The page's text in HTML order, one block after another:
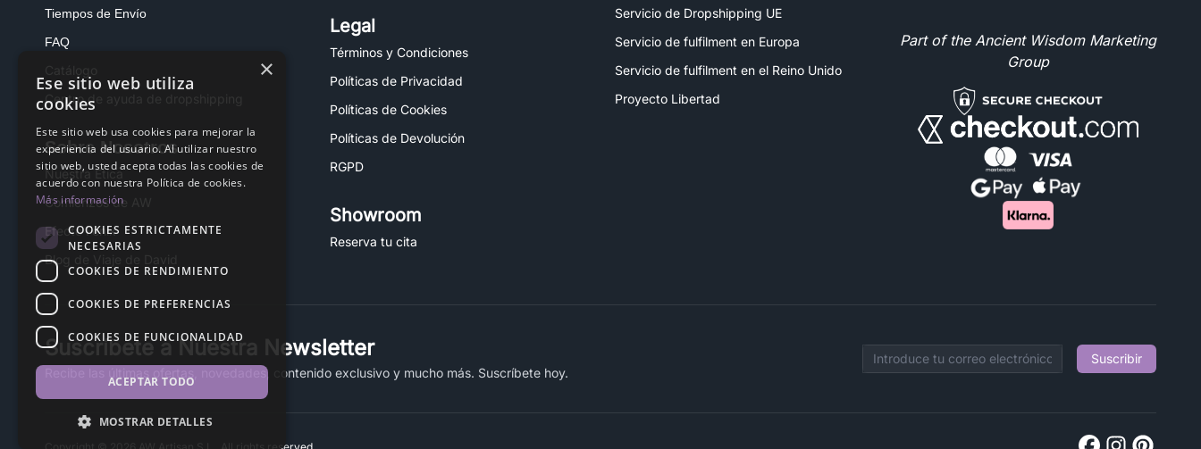
Tiempos de Envío
FAQ
Centro de ayuda de dropshipping
Sobre Nosotros
Nuestra Ética
Comienzos de AW
Efecto Fénix
Blog de Viaje de David
Legal
Términos y Condiciones
Políticas de Privacidad
Políticas de Cookies
Políticas de Devolución
RGPD
Showroom
Reserva tu cita
Servicio de Dropshipping UE
Servicio de fulfilment en Europa
Servicio de fulfilment en el Reino Unido
Proyecto Libertad
Part of the Ancient Wisdom Marketing
Group
Suscríbete a Nuestra Newsletter
Recibe las últimas ofertas, novedades, contenido exclusivo y mucho más. Suscríbete hoy. Email address
Suscribir
Copyright © 2026 AW Artisan S.L., All rights reserved.
×
Ese sitio web utiliza
cookies
Este sitio web usa cookies para mejorar la
experiencia del usuario. Al utilizar nuestro
sitio web, usted acepta todas las cookies de
acuerdo con nuestra Política de cookies.
Más información
COOKIES ESTRICTAMENTE
NECESARIAS
COOKIES DE RENDIMIENTO
COOKIES DE PREFERENCIAS
COOKIES DE FUNCIONALIDAD
ACEPTAR TODO
MOSTRAR DETALLES